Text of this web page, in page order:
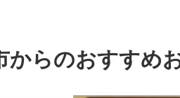
からのおすすめ